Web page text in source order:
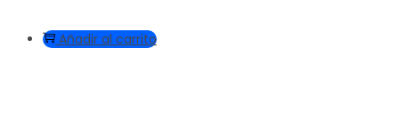
Añadir al carrito